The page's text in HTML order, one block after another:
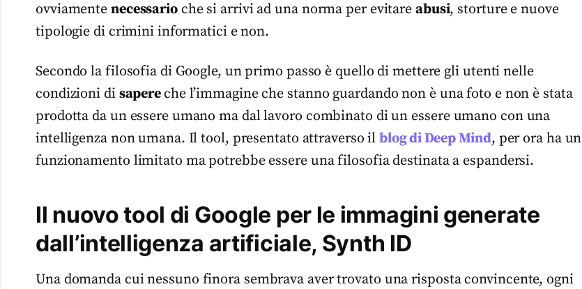
ovviamente necessarioche si arrivi ad una norma per evitare abusi, storture e nuove
tipologie di crimini informatici e non.
Secondo la filosofia di Google, un primo passo è quello di mettere gli utenti nelle
condizioni di sapereche l’immagine che stanno guardando non è una foto e non è stata
prodotta da un essere umano ma dal lavoro combinato di un essere umano con una
intelligenza non umana. Il tool, presentato attraverso ilblog di Deep Mind, per ora ha un
funzionamento limitato ma potrebbe essere una filosofia destinata a espandersi.
Il nuovo tool di Google per le immagini generate
dall’intelligenza artificiale, Synth ID
Una domanda cui nessuno finora sembrava aver trovato una risposta convincente, ogni